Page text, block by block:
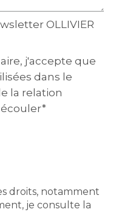
OLLIVIER
j'accepte que
dans le
la relation
droits, notamment
je consulte la